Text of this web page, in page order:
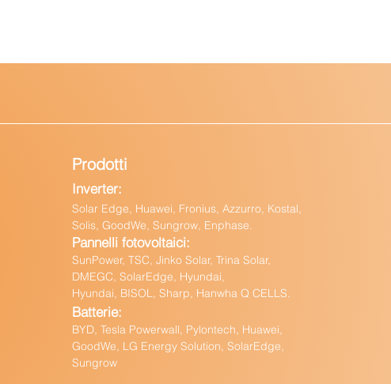
Prodotti
Inverter:
Solar Edge, Huawei, Fronius, Azzurro, Kostal,
Solis, GoodWe, Sungrow, Enphase.
Pannelli fotovoltaici:
SunPower, TSC, Jinko Solar, Trina Solar,
DMEGC, SolarEdge, Hyundai,
Hyundai, BISOL, Sharp, Hanwha Q CELLS.
Batterie:
BYD, Tesla Powerwall, Pylontech, Huawei,
GoodWe, LG Energy Solution, SolarEdge,
Sungrow